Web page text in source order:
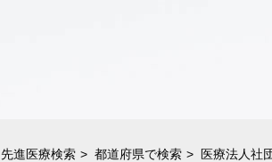
先進医療検索 都道府県で検索 医療法人社